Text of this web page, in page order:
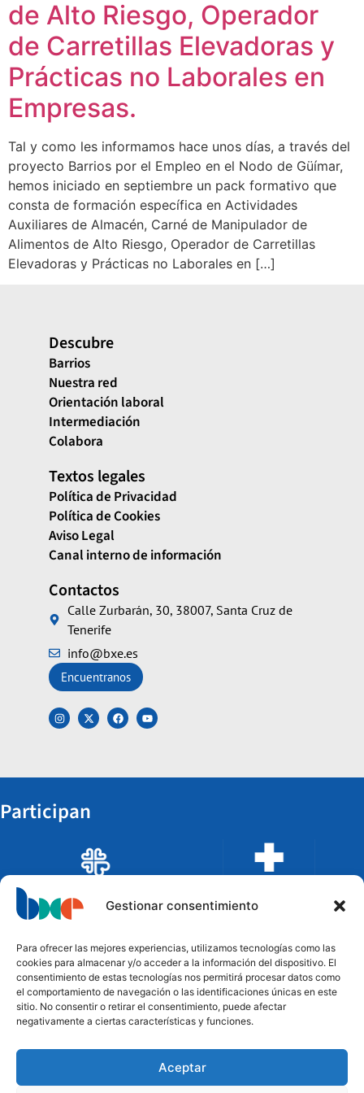
Gestionar consentimiento
Para ofrecer las mejores experiencias, utilizamos tecnologías como las
cookies para almacenar y/o acceder a la información del dispositivo. El
consentimiento de estas tecnologías nos permitirá procesar datos como
el comportamiento de navegación o las identificaciones únicas en este
sitio. No consentir o retirar el consentimiento, puede afectar
negativamente a ciertas características y funciones.
Aceptar
de Alto Riesgo, Operador
de Carretillas Elevadoras y
Prácticas no Laborales en
Empresas.
Tal y como les informamos hace unos días, a través del
proyecto Barrios por el Empleo en el Nodo de Güímar,
hemos iniciado en septiembre un pack formativo que
consta de formación específica en Actividades
Auxiliares de Almacén, Carné de Manipulador de
Alimentos de Alto Riesgo, Operador de Carretillas
Elevadoras y Prácticas no Laborales en […]
Descubre
Barrios
Nuestra red
Orientación laboral
Intermediación
Colabora
Textos legales
Política de Privacidad
Política de Cookies
Aviso Legal
Canal interno de información
Contactos
Calle Zurbarán, 30, 38007, Santa Cruz de
Tenerife
info@bxe.es
Encuentranos
Participan
Financian